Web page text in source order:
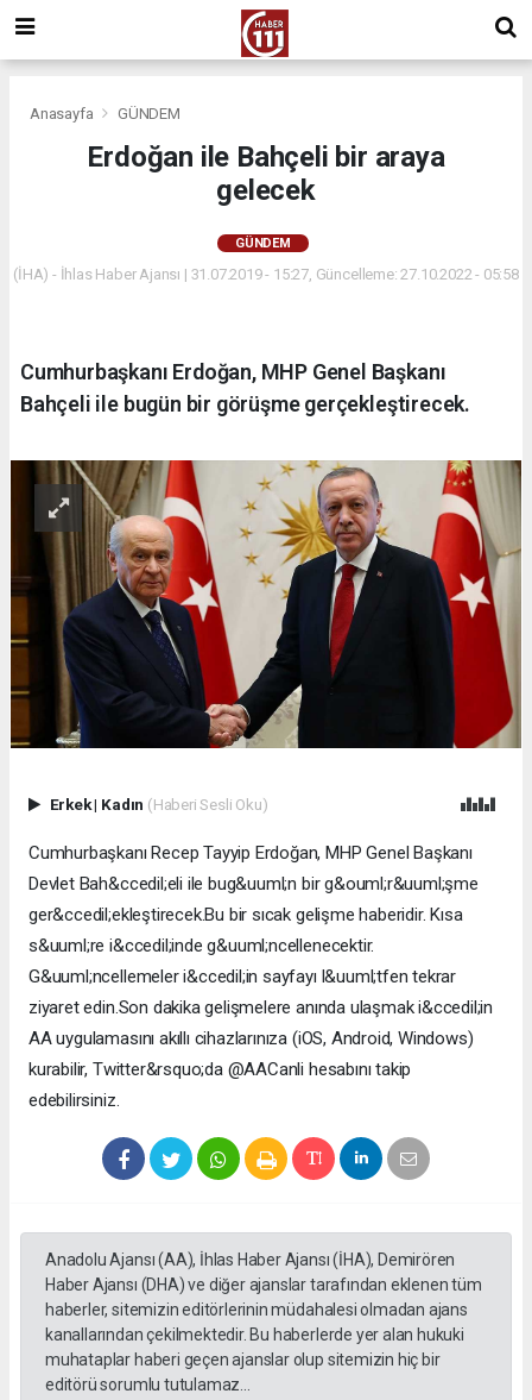
Anasayfa GÜNDEM
Erdoğan ile Bahçeli bir araya
gelecek
GÜNDEM
(İHA) - İhlas Haber Ajansı | 31.07.2019 - 15:27, Güncelleme: 27.10.2022 - 05:58
Cumhurbaşkanı Erdoğan, MHP Genel Başkanı
Bahçeli ile bugün bir görüşme gerçekleştirecek.
Erkek| Kadın (Haberi Sesli Oku)
Cumhurbaşkanı Recep Tayyip Erdoğan, MHP Genel Başkanı
Devlet Bah&ccedil;eli ile bug&uuml;n bir g&ouml;r&uuml;şme
ger&ccedil;ekleştirecek.Bu bir sıcak gelişme haberidir. Kısa
s&uuml;re i&ccedil;inde g&uuml;ncellenecektir.
G&uuml;ncellemeler i&ccedil;in sayfayı l&uuml;tfen tekrar
ziyaret edin.Son dakika gelişmelere anında ulaşmak i&ccedil;in
AA uygulamasını akıllı cihazlarınıza (iOS, Android, Windows)
kurabilir, Twitter&rsquo;da @AACanli hesabını takip
edebilirsiniz.
Anadolu Ajansı (AA), İhlas Haber Ajansı (İHA), Demirören
Haber Ajansı (DHA) ve diğer ajanslar tarafından eklenen tüm
haberler, sitemizin editörlerinin müdahalesi olmadan ajans
kanallarından çekilmektedir. Bu haberlerde yer alan hukuki
muhataplar haberi geçen ajanslar olup sitemizin hiç bir
editörü sorumlu tutulamaz...